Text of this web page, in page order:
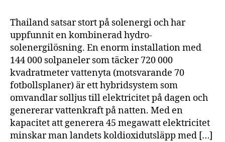
Thailand satsar stort på solenergi och har
uppfunnit en kombinerad hydro-
solenergilösning. En enorm installation med
144 000 solpaneler som täcker 720 000
kvadratmeter vattenyta (motsvarande 70
fotbollsplaner) är ett hybridsystem som
omvandlar solljus till elektricitet på dagen och
genererar vattenkraft på natten. Med en
kapacitet att generera 45 megawatt elektricitet
minskar man landets koldioxidutsläpp med […]